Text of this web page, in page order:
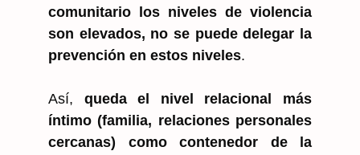
comunitario los niveles de violencia
son elevados, no se puede delegar la
prevención en estos niveles.
Así, queda el nivel relacional más
íntimo (familia, relaciones personales
cercanas) como contenedor de la